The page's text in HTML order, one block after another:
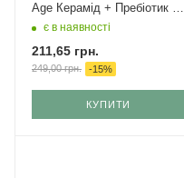
Age Керамід + Пребіотик 50
млє в наявності
211,65 грн.
249,00грн. -15%
КУПИТИ